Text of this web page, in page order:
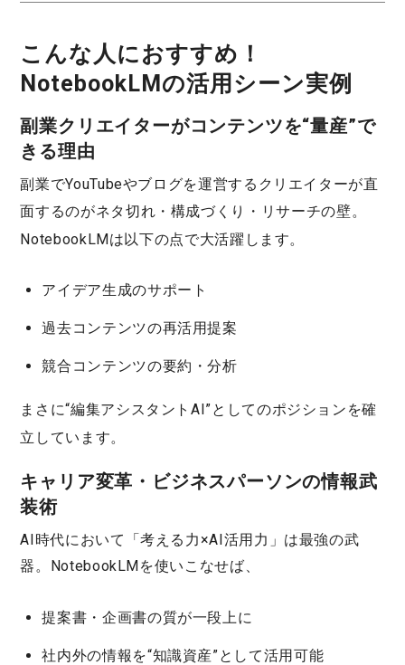
こんな人におすすめ！
NotebookLMの活用シーン実例
副業クリエイターがコンテンツを“量産”で
きる理由
副業でYouTubeやブログを運営するクリエイターが直
面するのがネタ切れ・構成づくり・リサーチの壁。
NotebookLMは以下の点で大活躍します。
アイデア生成のサポート
過去コンテンツの再活用提案
競合コンテンツの要約・分析
まさに“編集アシスタントAI”としてのポジションを確
立しています。
キャリア変革・ビジネスパーソンの情報武
装術
AI時代において「考える力×AI活用力」は最強の武
器。NotebookLMを使いこなせば、
提案書・企画書の質が一段上に
社内外の情報を“知識資産”として活用可能